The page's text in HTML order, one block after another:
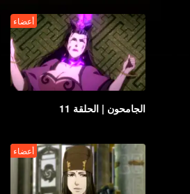
أعضاء
الجامحون | الحلقة 11
أعضاء